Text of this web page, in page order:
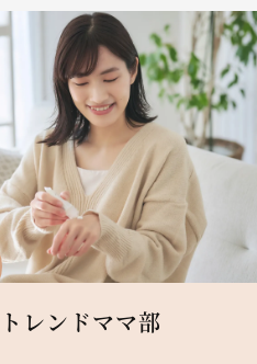
レンドママ部